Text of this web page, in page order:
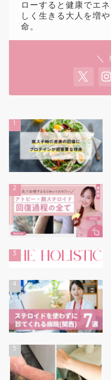
ローすると健康でエ
しく生きる大人を増
命。
＼
1
2
3
4
5